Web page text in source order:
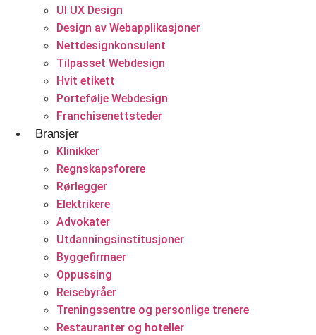
UI UX Design
Design av Webapplikasjoner
Nettdesignkonsulent
Tilpasset Webdesign
Hvit etikett
Portefølje Webdesign
Franchisenettsteder
Bransjer
Klinikker
Regnskapsforere
Rørlegger
Elektrikere
Advokater
Utdanningsinstitusjoner
Byggefirmaer
Oppussing
Reisebyråer
Treningssentre og personlige trenere
Restauranter og hoteller
CMS utvikling
Nettsideutvikling
Konsulentvirksomhet og partnerskap
Nettdesignkonsulent
E-handelsløsning
Woocommerce Nettbutikk
Shopify utvikling
WooCommerce utvikling
Betjener
WordPress
Shopify Nettbutikk
Helsevesen og velvære
Klinikker